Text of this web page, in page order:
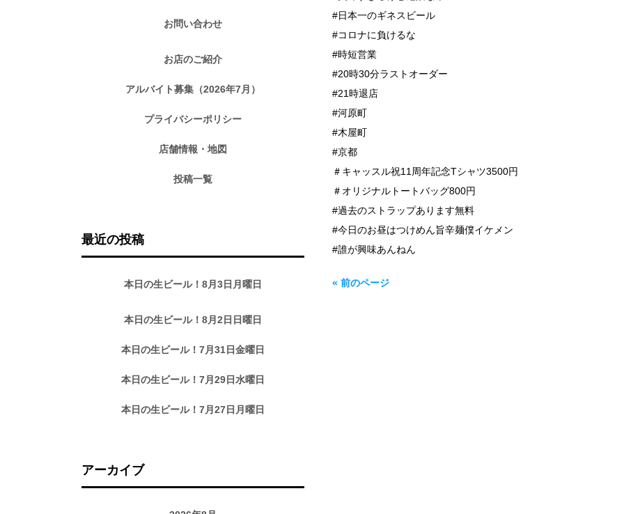
#日本一のギネスビール
#コロナに負けるな
#時短営業
#20時30分ラストオーダー
#21時退店
#河原町
#木屋町
#京都
＃キャッスル祝11周年記念Tシャツ3500円
＃オリジナルトートバッグ800円
#過去のストラップあります無料
#今日のお昼はつけめん旨辛麺僕イケメン
#誰が興味あんねん
« 前のページ
お問い合わせ
お店のご紹介
アルバイト募集（2026年7月）
プライバシーポリシー
店舗情報・地図
投稿一覧
最近の投稿
本日の生ビール！8月3日月曜日
本日の生ビール！8月2日日曜日
本日の生ビール！7月31日金曜日
本日の生ビール！7月29日水曜日
本日の生ビール！7月27日月曜日
アーカイブ